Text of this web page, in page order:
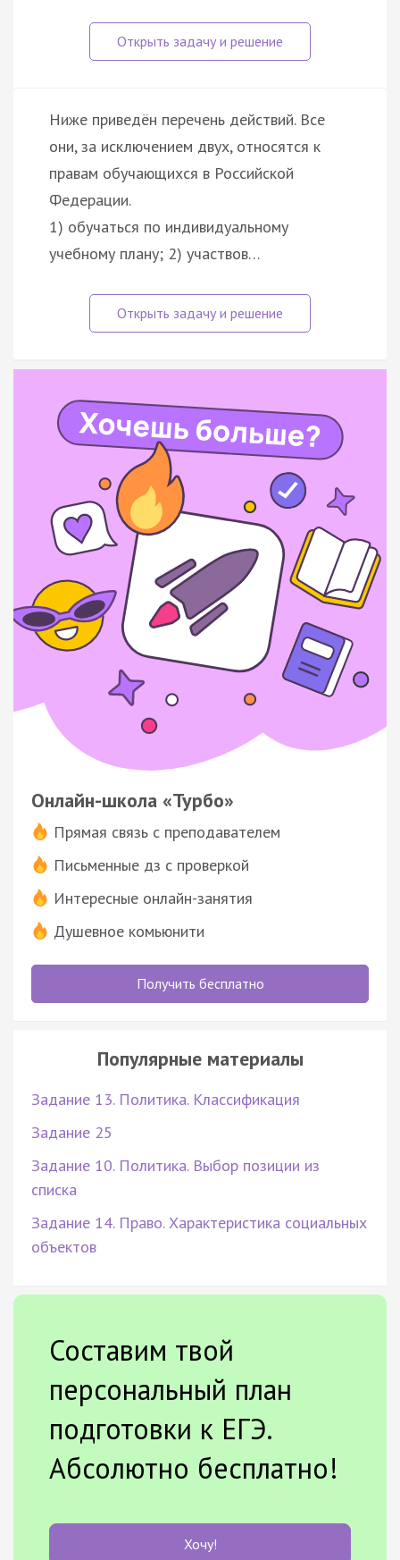
Ниже приведён перечень действий. Все
они, за исключением двух, относятся к
правам обучающихся в Российской
Федерации.
1) обучаться по индивидуальному
учебному плану; 2) участвов…
Онлайн-школа «Турбо»
Прямая связь с преподавателем
Письменные дз с проверкой
Интересные онлайн-занятия
Душевное комьюнити
Получить бесплатно
Популярные материалы
Задание 13. Политика. Классификация
Задание 25
Задание 10. Политика. Выбор позиции из
списка
Задание 14. Право. Характеристика социальных
объектов
Составим твой
персональный план
подготовки к ЕГЭ.
Абсолютно бесплатно!
Хочу!